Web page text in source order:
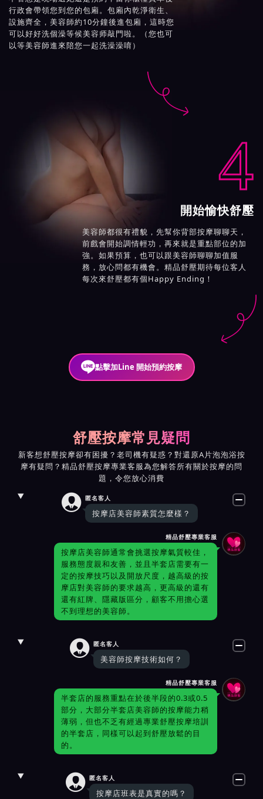
行政會帶領您到您的包廂。包廂內乾淨衛生、
設施齊全，美容師約10分鐘後進包廂，這時您
可以好好洗個澡等候美容师敲門啦。（您也可
以等美容師進來陪您一起洗澡澡唷）

4
開始愉快舒壓
美容師都很有禮貌，先幫你背部按摩聊聊天，
前戲會開始調情輕功，再來就是重點部位的加
強。如果預算，也可以跟美容師聊聊加值服
務，放心問都有機會。精品舒壓期待每位客人
每次來舒壓都有個Happy Ending！
點擊加Line 開始預約按摩
舒壓按摩常見疑問
新客想舒壓按摩卻有困擾？老司機有疑惑？對還原A片泡泡浴按
摩有疑問？精品舒壓按摩專業客服為您解答所有關於按摩的問
題，令您放心消費
 匿名客人
按摩店美容師素質怎麼樣？
精品舒壓專業客服
按摩店美容師通常會挑選按摩氣質較佳，
服務態度親和友善，並且半套店需要有一
定的按摩技巧以及開放尺度，越高級的按
摩店對美容師的要求越高，更高級的還有
還有紅牌、隱藏版區分，顧客不用擔心選
不到理想的美容師。
 匿名客人
美容師按摩技術如何？
精品舒壓專業客服
半套店的服務重點在於後半段的0.3或0.5
部分，大部分半套店美容師的按摩能力稍
薄弱，但也不乏有經過專業舒壓按摩培訓
的半套店，同樣可以起到舒壓放鬆的目
的。
 匿名客人
按摩店班表是真實的嗎？